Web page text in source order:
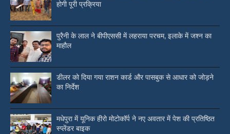
होगी पूरी प्रक्रिया
पुरैनी के लाल ने बीपीएससी में लहराया परचम, इलाके में जश्न का
माहौल
डीलर को दिया गया राशन कार्ड और पासबुक से आधार को जोड़ने
का निर्देश
मधेपुरा में यूनिक हीरो मोटोकॉर्प ने नए अवतार में पेश की प्रतिष्ठित
स्प्लेंडर बाइक